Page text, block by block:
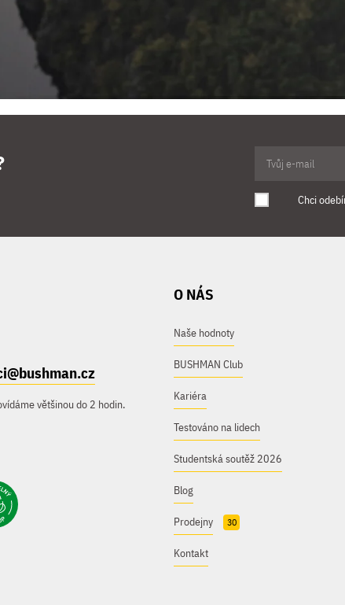
Chci
většinou do 2 hodin.
O NÁS
Naše hodnoty
BUSHMAN Club
Kariéra
Testováno na lidech
Studentská soutěž 2026
Blog
Prodejny 30
Kontakt